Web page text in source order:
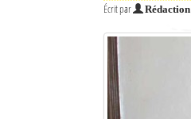
Écrit par Rédaction